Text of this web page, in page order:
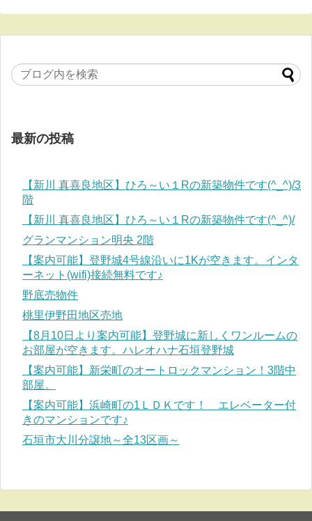
最新の投稿
【新川 真喜良地区】ひろ～い１Rの新築物件です(^_^)/3
階
【新川 真喜良地区】ひろ～い１Rの新築物件です(^_^)/
グランマンション明央 2階
【案内可能】登野城4号線沿いに1Kが空きます。インタ
ーネット(wifi)接続無料です♪
野底売物件
桃里伊野田地区売地
【8月10日より案内可能】登野城に新しくワンルームの
お部屋が空きます。ハレオハナ石垣登野城
【案内可能】新栄町のオートロックマンション！3階中
部屋。
【案内可能】浜崎町の1ＬＤＫです！ エレベーター付
きのマンションです♪
石垣市大川分譲地～全13区画～